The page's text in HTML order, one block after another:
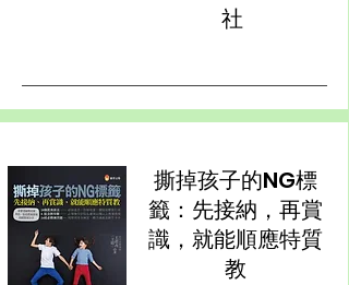
社
撕掉孩子的NG標
籤：先接納，再賞
識，就能順應特質
教